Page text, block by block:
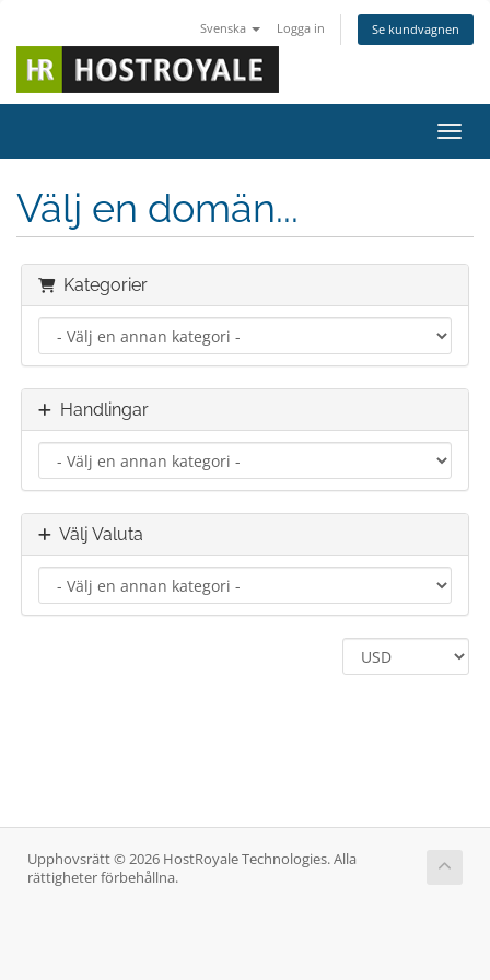
Svenska Logga in Se kundvagnen
Välj en domän...
Kategorier
Handlingar
Välj Valuta
Upphovsrätt © 2026 HostRoyale Technologies. Alla
rättigheter förbehållna.